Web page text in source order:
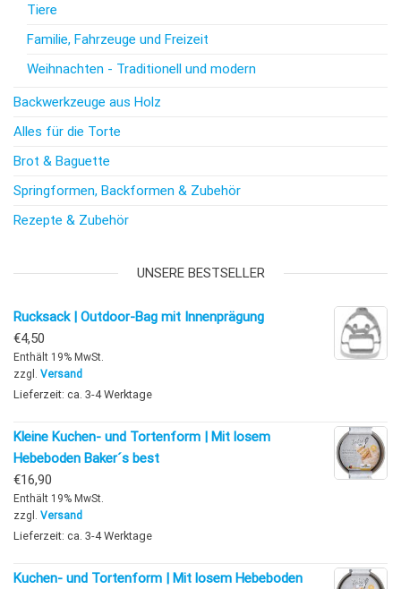
Tiere
Familie, Fahrzeuge und Freizeit
Weihnachten - Traditionell und modern
Backwerkzeuge aus Holz
Alles für die Torte
Brot & Baguette
Springformen, Backformen & Zubehör
Rezepte & Zubehör
UNSERE BESTSELLER
Rucksack | Outdoor-Bag mit Innenprägung
€4,50
Enthält 19% MwSt.
zzgl. Versand
Lieferzeit: ca. 3-4 Werktage
Kleine Kuchen- und Tortenform | Mit losem
Hebeboden Baker´s best
€16,90
Enthält 19% MwSt.
zzgl. Versand
Lieferzeit: ca. 3-4 Werktage
Kuchen- und Tortenform | Mit losem Hebeboden